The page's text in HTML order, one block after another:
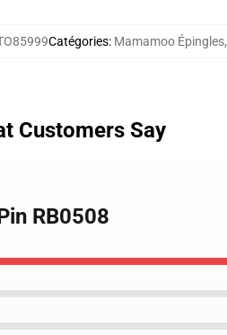
Catégories: Mamamoo Épingles,
Customers Say
RB0508